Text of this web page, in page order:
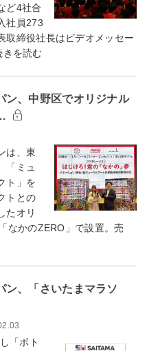
ど4社合
社員273
取締役社長はビデオメッセー
を読む
ン、中野区でオリジナル
は、東
「ミュ
ト」を
トとの
たオリ
なかのZERO」で設置。売
ン、「さいたまマラソ
「ボト